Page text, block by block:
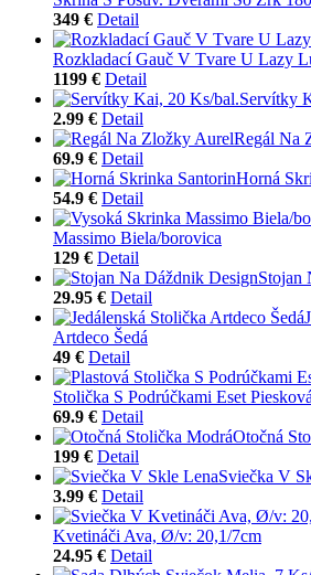
349 € Detail
Rozkladací Gauč V Tvare U Lazy
1199 € Detail
Servítky
2.99 € Detail
Regál Na
69.9 € Detail
Horná
54.9 € Detail
Massimo Biela/borovica
129 € Detail
Stojan
29.95 € Detail
Artdeco Šedá
49 € Detail
Stolička S Podrúčkami Eset Piesková
69.9 € Detail
Otočná
199 € Detail
Sviečka V
3.99 € Detail
Kvetináči Ava, Ø/v: 20,1/7cm
24.95 € Detail